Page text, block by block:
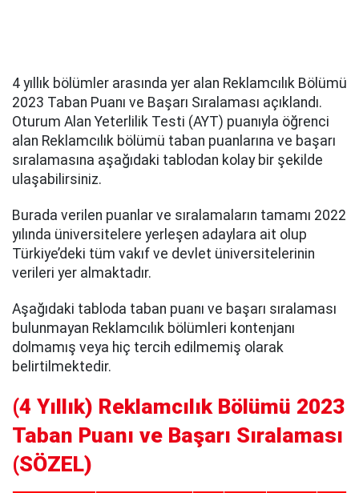
4 yıllık bölümler arasında yer alan Reklamcılık Bölümü
2023 Taban Puanı ve Başarı Sıralaması açıklandı.
Oturum Alan Yeterlilik Testi (AYT) puanıyla öğrenci
alan Reklamcılık bölümü taban puanlarına ve başarı
sıralamasına aşağıdaki tablodan kolay bir şekilde
ulaşabilirsiniz.
Burada verilen puanlar ve sıralamaların tamamı 2022
yılında üniversitelere yerleşen adaylara ait olup
Türkiye’deki tüm vakıf ve devlet üniversitelerinin
verileri yer almaktadır.
Aşağıdaki tabloda taban puanı ve başarı sıralaması
bulunmayan Reklamcılık bölümleri kontenjanı
dolmamış veya hiç tercih edilmemiş olarak
belirtilmektedir.
(4 Yıllık) Reklamcılık Bölümü 2023
Taban Puanı ve Başarı Sıralaması
(SÖZEL)